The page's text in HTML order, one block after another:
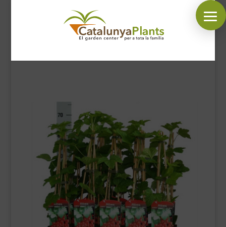
SÍGUENOS EN:
COMPLEMENTOS JARDÍN
DECORACIÓN
HORARIO GARDEN
CONTACTAR